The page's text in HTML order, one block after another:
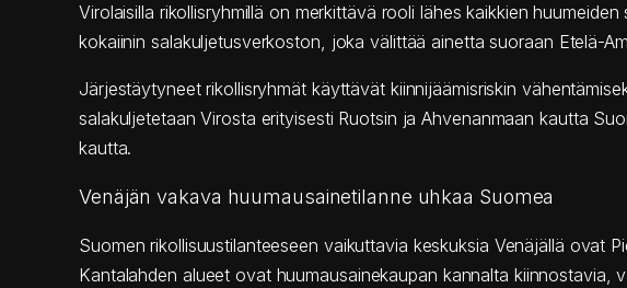
Virolaisilla rikollisryhmillä on merkittävä rooli lähes kaikkien
kokaiinin salakuljetusverkoston, joka välittää ainetta suoraan Etelä-
Järjestäytyneet rikollisryhmät käyttävät kiinnijäämisriskin
salakuljetetaan Virosta erityisesti Ruotsin ja Ahvenanmaan kautta
kautta.
Venäjän vakava huumausainetilanne uhkaa Suomea
Suomen rikollisuustilanteeseen vaikuttavia keskuksia Venäjällä ovat
Kantalahden alueet ovat huumausainekaupan kannalta